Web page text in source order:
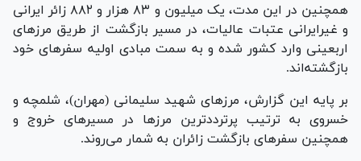
همچنین در این مدت، یک میلیون و ۸۳ هزار و ۸۸۲ زائر ایرانی
و غیرایرانی عتبات عالیات، در مسیر بازگشت از طریق مرز‌های
اربعینی وارد کشور شده و به سمت مبادی اولیه سفر‌های خود
بازگشته‌اند.
بر پایه این گزارش، مرز‌های شهید سلیمانی (مهران)، شلمچه و
خسروی به ترتیب پرترددترین مرز‌ها در مسیر‌های خروج و
همچنین سفر‌های بازگشت زائران به شمار می‌روند.